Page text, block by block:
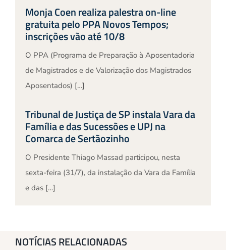
Monja Coen realiza palestra on-line
gratuita pelo PPA Novos Tempos;
inscrições vão até 10/8
O PPA (Programa de Preparação à Aposentadoria
de Magistrados e de Valorização dos Magistrados
Aposentados) […]
Tribunal de Justiça de SP instala Vara da
Família e das Sucessões e UPJ na
Comarca de Sertãozinho
O Presidente Thiago Massad participou, nesta
sexta-feira (31/7), da instalação da Vara da Família
e das […]
NOTÍCIAS RELACIONADAS